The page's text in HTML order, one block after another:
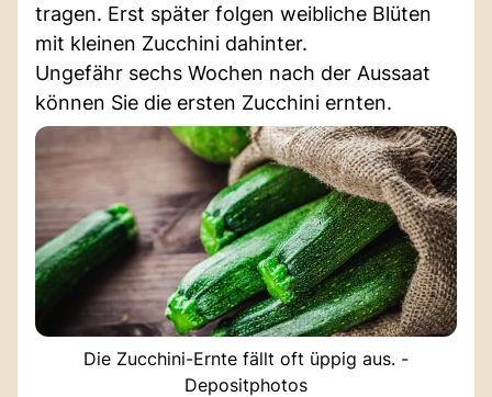
tragen. Erst später folgen weibliche Blüten
mit kleinen Zucchini dahinter.
Ungefähr sechs Wochen nach der Aussaat
können Sie die ersten Zucchini ernten.
Die Zucchini-Ernte fällt oft üppig aus. -
Depositphotos